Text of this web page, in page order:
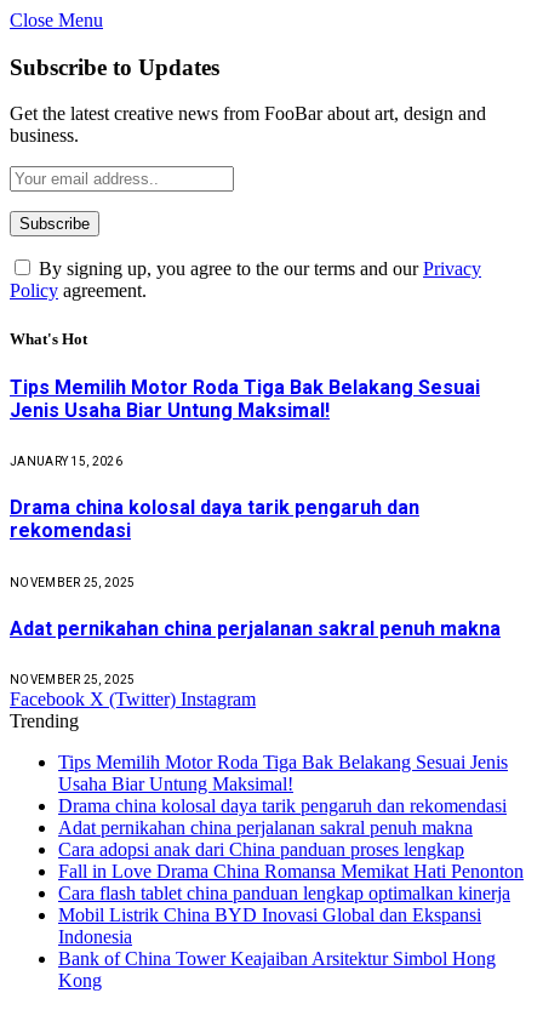
Close Menu
Subscribe to Updates
Get the latest creative news from FooBar about art, design and
business.
By signing up, you agree to the our terms and ourPrivacy
Policy agreement.
What's Hot
Tips Memilih Motor Roda Tiga Bak Belakang Sesuai
Jenis Usaha Biar Untung Maksimal!
JANUARY 15, 2026
Drama china kolosal daya tarik pengaruh dan
rekomendasi
NOVEMBER 25, 2025
Adat pernikahan china perjalanan sakral penuh makna
NOVEMBER 25, 2025
Facebook X (Twitter) Instagram
Trending
Tips Memilih Motor Roda Tiga Bak Belakang Sesuai Jenis
Usaha Biar Untung Maksimal!
Drama china kolosal daya tarik pengaruh dan rekomendasi
Adat pernikahan china perjalanan sakral penuh makna
Cara adopsi anak dari China panduan proses lengkap
Fall in Love Drama China Romansa Memikat Hati Penonton
Cara flash tablet china panduan lengkap optimalkan kinerja
Mobil Listrik China BYD Inovasi Global dan Ekspansi
Indonesia
Bank of China Tower Keajaiban Arsitektur Simbol Hong
Kong